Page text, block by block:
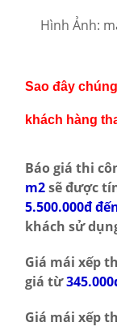
Hình Ảnh:
Sao đây
khách hàng
Báo giá thi
m2sẽ được
5.500.000đ
khách sử
Giá mái xếp
giá từ
Giá mái xếp